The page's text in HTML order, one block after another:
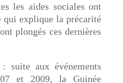
les aides sociales ont
qui explique la précarité
plongés ces dernières
suite aux événements
et 2009, la Guinée